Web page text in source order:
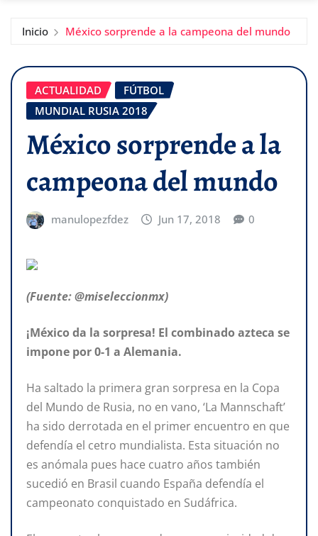
Inicio México sorprende a la campeona del mundo
ACTUALIDAD
FÚTBOL
MUNDIAL RUSIA 2018
México sorprende a la
campeona del mundo
manulopezfdez Jun 17, 2018 0
(Fuente: @miseleccionmx)
¡México da la sorpresa! El combinado azteca se
impone por 0-1 a Alemania.
Ha saltado la primera gran sorpresa en la Copa
del Mundo de Rusia, no en vano, ‘La Mannschaft’
ha sido derrotada en el primer encuentro en que
defendía el cetro mundialista. Esta situación no
es anómala pues hace cuatro años también
sucedió en Brasil cuando España defendía el
campeonato conquistado en Sudáfrica.